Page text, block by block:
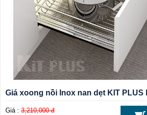
Giá xoong nồi Inox nan dẹt KIT PLUS
Giá : 3,210,000 đ